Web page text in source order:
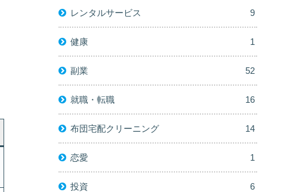
レンタルサービス 9
健康 1
副業 52
就職・転職 16
布団宅配クリーニング 14
恋愛 1
投資 6